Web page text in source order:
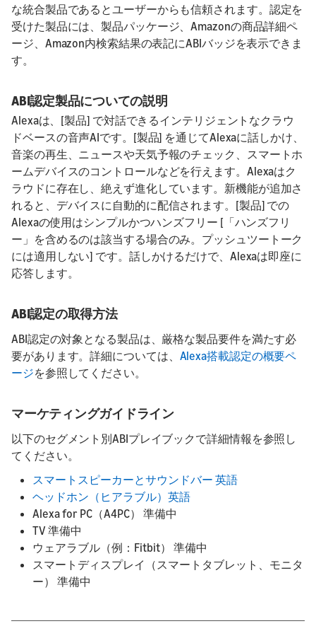
な統合製品であるとユーザーからも信頼されます。認定を
受けた製品には、製品パッケージ、Amazonの商品詳細ペ
ージ、Amazon内検索結果の表記にABIバッジを表示できま
す。
ABI認定製品についての説明
Alexaは、[製品] で対話できるインテリジェントなクラウ
ドベースの音声AIです。[製品] を通じてAlexaに話しかけ、
音楽の再生、ニュースや天気予報のチェック、スマートホ
ームデバイスのコントロールなどを行えます。Alexaはク
ラウドに存在し、絶えず進化しています。新機能が追加さ
れると、デバイスに自動的に配信されます。[製品] での
Alexaの使用はシンプルかつハンズフリー [「ハンズフリ
ー」を含めるのは該当する場合のみ。プッシュツートーク
には適用しない] です。話しかけるだけで、Alexaは即座に
応答します。
ABI認定の取得方法
ABI認定の対象となる製品は、厳格な製品要件を満たす必
要があります。詳細については、 Alexa搭載認定の概要ペ
ージを参照してください。
マーケティングガイドライン
以下のセグメント別ABIプレイブックで詳細情報を参照し
てください。
スマートスピーカーとサウンドバー 英語
ヘッドホン（ヒアラブル）英語
Alexa for PC（A4PC） 準備中
TV 準備中
ウェアラブル（例：Fitbit） 準備中
スマートディスプレイ（スマートタブレット、モニタ
ー） 準備中